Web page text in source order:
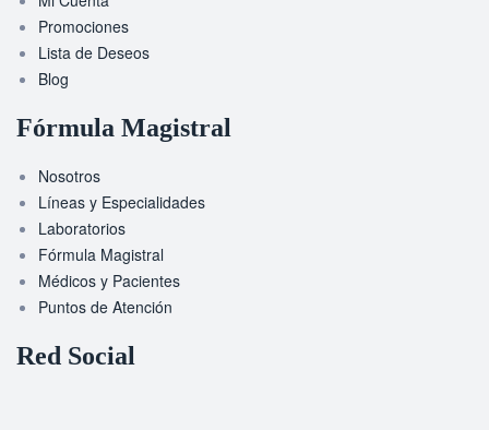
Promociones
Lista de Deseos
Blog
Fórmula Magistral
Nosotros
Líneas y Especialidades
Laboratorios
Fórmula Magistral
Médicos y Pacientes
Puntos de Atención
Red Social